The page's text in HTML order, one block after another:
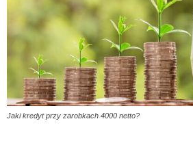
Jaki kredyt przy zarobkach 4000 netto?